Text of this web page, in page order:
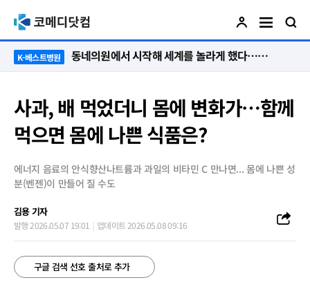
K-베스트병원 “절대 먼저 말하지 않아요. 대신 먼저 듣습니다”
사과, 배 먹었더니 몸에 변화가…함께
먹으면 몸에 나쁜 식품은?
에너지 음료의 안식향산나트륨과 과일의 비타민 C 만나면... 몸에 나쁜 성
분(벤젠)이 만들어 질 수도
김용 기자
발행 2026.05.07 19:01 업데이트 2026.05.08 09:16
구글 검색 선호 출처로 추가